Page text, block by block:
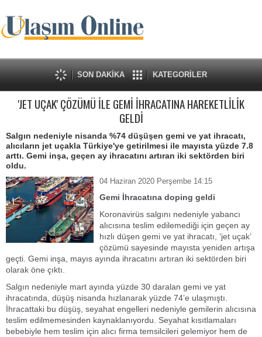
SON DAKİKA KATEGORİLER
'JET UÇAK' ÇÖZÜMÜ İLE GEMİ İHRACATINA HAREKETLİLİK
GELDİ
Salgın nedeniyle nisanda %74 düşüşen gemi ve yat ihracatı,
alıcıların jet uçakla Türkiye'ye getirilmesi ile mayısta yüzde 7.8
arttı. Gemi inşa, geçen ay ihracatını artıran iki sektörden biri
oldu.
04 Haziran 2020 Perşembe 14:15
Gemi İhracatına doping geldi
Koronavirüs salgını nedeniyle yabancı
alıcısına teslim edilemediği için geçen ay
hızlı düşen gemi ve yat ihracatı, ‘jet uçak’
çözümü sayesinde mayısta yeniden artışa
geçti. Gemi inşa, mayıs ayında ihracatını artıran iki sektörden biri
olarak öne çıktı.
Salgın nedeniyle mart ayında yüzde 30 daralan gemi ve yat
ihracatında, düşüş nisanda hızlanarak yüzde 74’e ulaşmıştı.
İhracattaki bu düşüş, seyahat engelleri nedeniyle gemilerin alıcısına
teslim edilmemesinden kaynaklanıyordu. Seyahat kısıtlamaları
bebebiyle hem teslim için alıcı firma temsilcileri gelemiyor hem de